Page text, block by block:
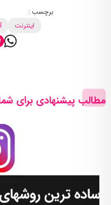
برچسب :
اینترنت
مطالب پیشنهادی برای